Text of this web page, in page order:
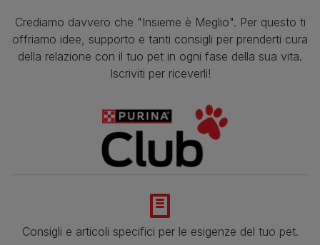
Crediamo davvero che "Insieme è Meglio". Per questo ti
offriamo idee, supporto e tanti consigli per prenderti cura
della relazione con il tuo pet in ogni fase della sua vita.
Iscriviti per riceverli!
Consigli e articoli specifici per le esigenze del tuo pet.